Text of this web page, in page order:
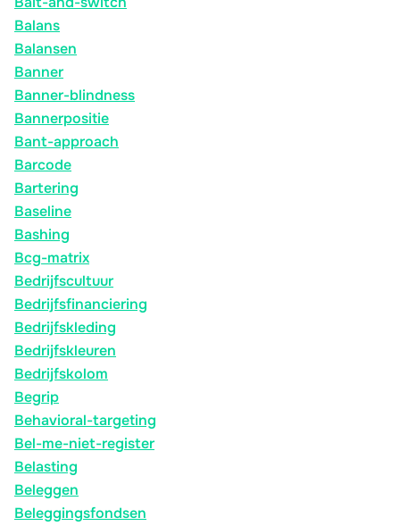
Balans
Balansen
Banner
Banner-blindness
Bannerpositie
Bant-approach
Barcode
Bartering
Baseline
Bashing
Bcg-matrix
Bedrijfscultuur
Bedrijfsfinanciering
Bedrijfskleding
Bedrijfskleuren
Bedrijfskolom
Begrip
Behavioral-targeting
Bel-me-niet-register
Belasting
Beleggen
Beleggingsfondsen